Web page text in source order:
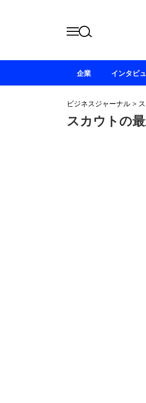
ビジネスジャーナル >
スカウトの
企業 インタビ